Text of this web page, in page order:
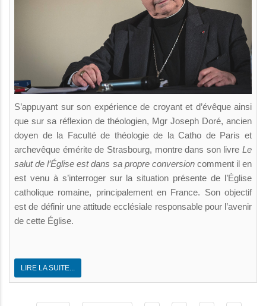
S’appuyant sur son expérience de croyant et d’évêque ainsi
que sur sa réflexion de théologien, Mgr Joseph Doré, ancien
doyen de la Faculté de théologie de la Catho de Paris et
archevêque émérite de Strasbourg, montre dans son livre Le
salut de l’Église est dans sa propre conversioncomment il en
est venu à s’interroger sur la situation présente de l’Église
catholique romaine, principalement en France. Son objectif
est de définir une attitude ecclésiale responsable pour l’avenir
de cette Église.
LIRE LA SUITE...